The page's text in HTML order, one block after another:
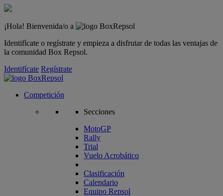
¡Hola! Bienvenida/o a
Identifícate o regístrate y empieza a disfrutar de todas las ventajas de
la comunidad Box Repsol.
Identifícate Regístrate
Competición
Secciones
MotoGP
Rally
Trial
Vuelo Acrobático
Clasificación
Calendario
Equipo Repsol